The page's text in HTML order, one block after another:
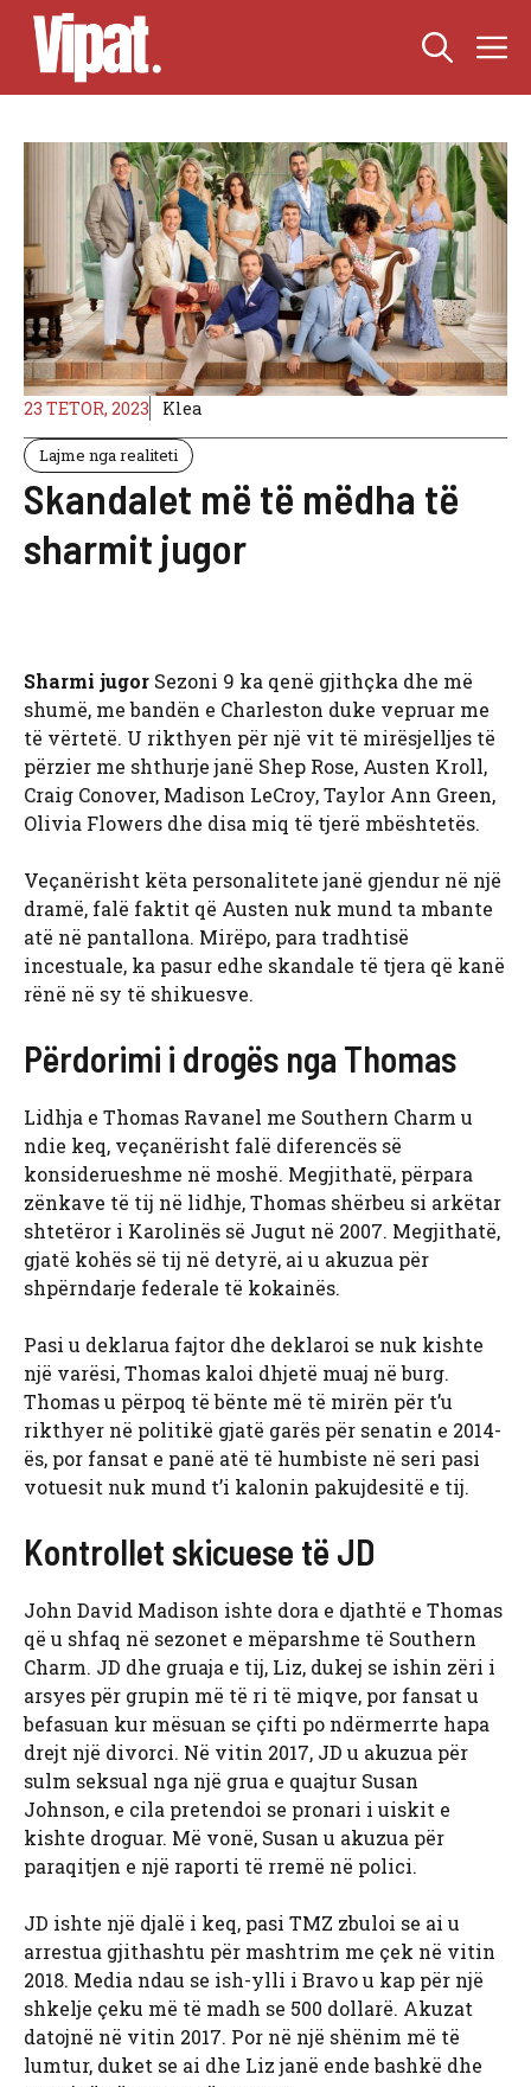
Skip
content
23 TETOR, 2023 Klea
Lajme nga realiteti
Skandalet më të mëdha të
sharmit jugor
Sharmi jugor Sezoni 9 ka qenë gjithçka dhe më
shumë, me bandën e Charleston duke vepruar me
të vërtetë. U rikthyen për një vit të mirësjelljes të
përzier me shthurje janë Shep Rose, Austen Kroll,
Craig Conover, Madison LeCroy, Taylor Ann Green,
Olivia Flowers dhe disa miq të tjerë mbështetës.
Veçanërisht këta personalitete janë gjendur në një
dramë, falë faktit që Austen nuk mund ta mbante
atë në pantallona. Mirëpo, para tradhtisë
incestuale, ka pasur edhe skandale të tjera që kanë
rënë në sy të shikuesve.
Përdorimi i drogës nga Thomas
Lidhja e Thomas Ravanel me Southern Charm u
ndie keq, veçanërisht falë diferencës së
konsiderueshme në moshë. Megjithatë, përpara
zënkave të tij në lidhje, Thomas shërbeu si arkëtar
shtetëror i Karolinës së Jugut në 2007. Megjithatë,
gjatë kohës së tij në detyrë, ai u akuzua për
shpërndarje federale të kokainës.
Pasi u deklarua fajtor dhe deklaroi se nuk kishte
një varësi, Thomas kaloi dhjetë muaj në burg.
Thomas u përpoq të bënte më të mirën për t’u
rikthyer në politikë gjatë garës për senatin e 2014-
ës, por fansat e panë atë të humbiste në seri pasi
votuesit nuk mund t’i kalonin pakujdesitë e tij.
Kontrollet skicuese të JD
John David Madison ishte dora e djathtë e Thomas
që u shfaq në sezonet e mëparshme të Southern
Charm. JD dhe gruaja e tij, Liz, dukej se ishin zëri i
arsyes për grupin më të ri të miqve, por fansat u
befasuan kur mësuan se çifti po ndërmerrte hapa
drejt një divorci. Në vitin 2017, JD u akuzua për
sulm seksual nga një grua e quajtur Susan
Johnson, e cila pretendoi se pronari i uiskit e
kishte droguar. Më vonë, Susan u akuzua për
paraqitjen e një raporti të rremë në polici.
JD ishte një djalë i keq, pasi TMZ zbuloi se ai u
arrestua gjithashtu për mashtrim me çek në vitin
2018. Media ndau se ish-ylli i Bravo u kap për një
shkelje çeku më të madh se 500 dollarë. Akuzat
datojnë në vitin 2017. Por në një shënim më të
lumtur, duket se ai dhe Liz janë ende bashkë dhe